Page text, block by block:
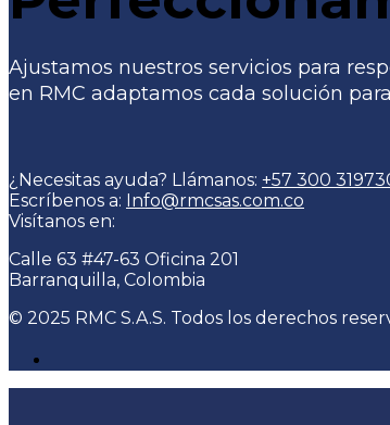
Ajustamos nuestros servicios para
en RMC adaptamos cada solución
¿Necesitas ayuda? Llámanos: +57 300
Escríbenos a: Info@rmcsas.com.co
Visítanos en:
Calle 63 #47-63 Oficina 201
Barranquilla, Colombia
© 2025 RMC S.A.S. Todos los derechos